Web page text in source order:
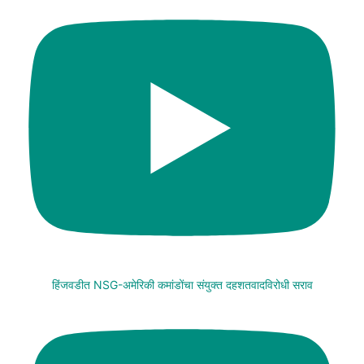
हिंजवडीत NSG-अमेरिकी कमांडोंचा संयुक्त दहशतवादविरोधी सराव